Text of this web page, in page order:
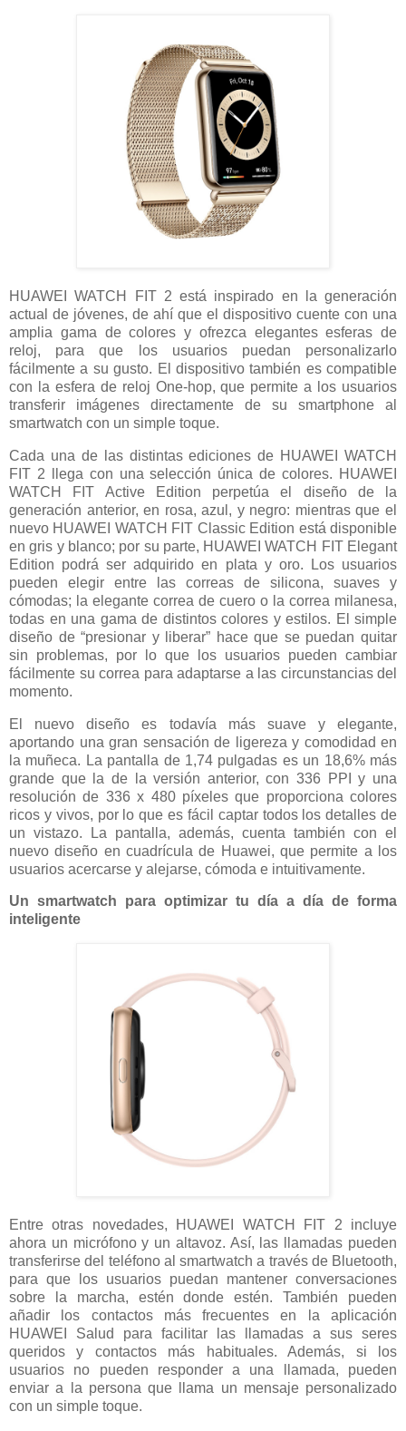
HUAWEI WATCH FIT 2 está inspirado en la generación
actual de jóvenes, de ahí que el dispositivo cuente con una
amplia gama de colores y ofrezca elegantes esferas de
reloj, para que los usuarios puedan personalizarlo
fácilmente a su gusto. El dispositivo también es compatible
con la esfera de reloj One-hop, que permite a los usuarios
transferir imágenes directamente de su smartphone al
smartwatch con un simple toque.
Cada una de las distintas ediciones de HUAWEI WATCH
FIT 2 llega con una selección única de colores. HUAWEI
WATCH FIT Active Edition perpetúa el diseño de la
generación anterior, en rosa, azul, y negro: mientras que el
nuevo HUAWEI WATCH FIT Classic Edition está disponible
en gris y blanco; por su parte, HUAWEI WATCH FIT Elegant
Edition podrá ser adquirido en plata y oro. Los usuarios
pueden elegir entre las correas de silicona, suaves y
cómodas; la elegante correa de cuero o la correa milanesa,
todas en una gama de distintos colores y estilos. El simple
diseño de “presionar y liberar” hace que se puedan quitar
sin problemas, por lo que los usuarios pueden cambiar
fácilmente su correa para adaptarse a las circunstancias del
momento.
El nuevo diseño es todavía más suave y elegante,
aportando una gran sensación de ligereza y comodidad en
la muñeca. La pantalla de 1,74 pulgadas es un 18,6% más
grande que la de la versión anterior, con 336 PPI y una
resolución de 336 x 480 píxeles que proporciona colores
ricos y vivos, por lo que es fácil captar todos los detalles de
un vistazo. La pantalla, además, cuenta también con el
nuevo diseño en cuadrícula de Huawei, que permite a los
usuarios acercarse y alejarse, cómoda e intuitivamente.
Un smartwatch para optimizar tu día a día de forma
inteligente
Entre otras novedades, HUAWEI WATCH FIT 2 incluye
ahora un micrófono y un altavoz. Así, las llamadas pueden
transferirse del teléfono al smartwatch a través de Bluetooth,
para que los usuarios puedan mantener conversaciones
sobre la marcha, estén donde estén. También pueden
añadir los contactos más frecuentes en la aplicación
HUAWEI Salud para facilitar las llamadas a sus seres
queridos y contactos más habituales. Además, si los
usuarios no pueden responder a una llamada, pueden
enviar a la persona que llama un mensaje personalizado
con un simple toque.